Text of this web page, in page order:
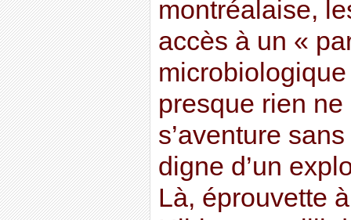
montréalaise,
accès à un «
presque rien
s’aventure
digne d’un
Là, éprouvette